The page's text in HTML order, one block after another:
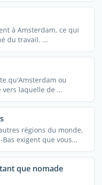
à Amsterdam, ce qui
du travail. ...
qu'Amsterdam ou
laquelle de ...
régions du monde,
exigent que vous
que nomade